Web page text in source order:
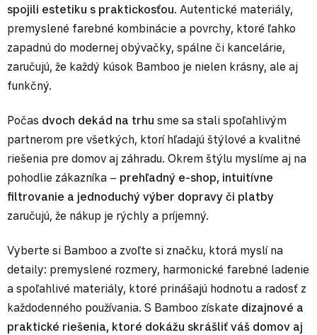
spojili estetiku s praktickosťou. Autentické materiály,
premyslené farebné kombinácie a povrchy, ktoré ľahko
zapadnú do modernej obývačky, spálne či kancelárie,
zaručujú, že každý kúsok Bamboo je nielen krásny, ale aj
funkčný.
Počas dvoch dekád na trhu sme sa stali spoľahlivým
partnerom pre všetkých, ktorí hľadajú štýlové a kvalitné
riešenia pre domov aj záhradu. Okrem štýlu myslíme aj na
pohodlie zákazníka – prehľadný e-shop, intuitívne
filtrovanie a jednoduchý výber dopravy či platby
zaručujú, že nákup je rýchly a príjemný.
Vyberte si Bamboo a zvoľte si značku, ktorá myslí na
detaily: premyslené rozmery, harmonické farebné ladenie
a spoľahlivé materiály, ktoré prinášajú hodnotu a radosť z
každodenného používania. S Bamboo získate dizajnové a
praktické riešenia, ktoré dokážu skrášliť váš domov aj